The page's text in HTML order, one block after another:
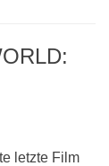
letzte Film